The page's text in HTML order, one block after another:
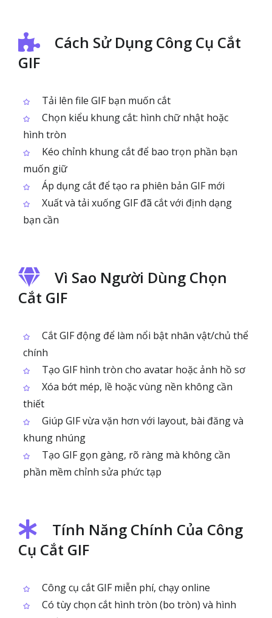
Cách Sử Dụng Công Cụ Cắt
GIF
Tải lên file GIF bạn muốn cắt
Chọn kiểu khung cắt: hình chữ nhật hoặc
hình tròn
Kéo chỉnh khung cắt để bao trọn phần bạn
muốn giữ
Áp dụng cắt để tạo ra phiên bản GIF mới
Xuất và tải xuống GIF đã cắt với định dạng
bạn cần
Vì Sao Người Dùng Chọn
Cắt GIF
Cắt GIF động để làm nổi bật nhân vật/chủ thể
chính
Tạo GIF hình tròn cho avatar hoặc ảnh hồ sơ
Xóa bớt mép, lề hoặc vùng nền không cần
thiết
Giúp GIF vừa vặn hơn với layout, bài đăng và
khung nhúng
Tạo GIF gọn gàng, rõ ràng mà không cần
phần mềm chỉnh sửa phức tạp
Tính Năng Chính Của Công
Cụ Cắt GIF
Công cụ cắt GIF miễn phí, chạy online
Có tùy chọn cắt hình tròn (bo tròn) và hình